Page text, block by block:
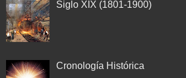
Siglo XIX (1801-1900)
Cronología Histórica